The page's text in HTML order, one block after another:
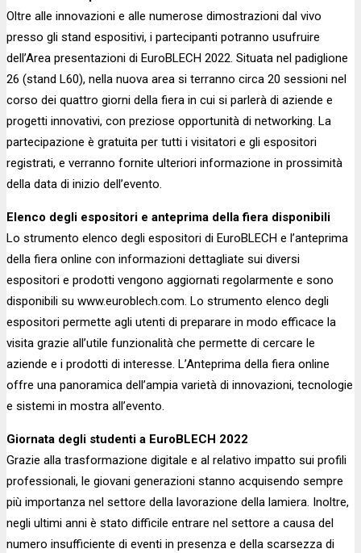
Oltre alle innovazioni e alle numerose dimostrazioni dal vivo
presso gli stand espositivi, i partecipanti potranno usufruire
dell’Area presentazioni di EuroBLECH 2022. Situata nel padiglione
26 (stand L60), nella nuova area si terranno circa 20 sessioni nel
corso dei quattro giorni della fiera in cui si parlerà di aziende e
progetti innovativi, con preziose opportunità di networking. La
partecipazione è gratuita per tutti i visitatori e gli espositori
registrati, e verranno fornite ulteriori informazione in prossimità
della data di inizio dell’evento.
Elenco degli espositori e anteprima della fiera disponibili
Lo strumento elenco degli espositori di EuroBLECH e l’anteprima
della fiera online con informazioni dettagliate sui diversi
espositori e prodotti vengono aggiornati regolarmente e sono
disponibili su www.euroblech.com. Lo strumento elenco degli
espositori permette agli utenti di preparare in modo efficace la
visita grazie all’utile funzionalità che permette di cercare le
aziende e i prodotti di interesse. L’Anteprima della fiera online
offre una panoramica dell’ampia varietà di innovazioni, tecnologie
e sistemi in mostra all’evento.
Giornata degli studenti a EuroBLECH 2022
Grazie alla trasformazione digitale e al relativo impatto sui profili
professionali, le giovani generazioni stanno acquisendo sempre
più importanza nel settore della lavorazione della lamiera. Inoltre,
negli ultimi anni è stato difficile entrare nel settore a causa del
numero insufficiente di eventi in presenza e della scarsezza di